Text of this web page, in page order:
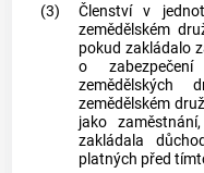
(3)
Členství v
zemědělském
pokud zakládalo
o
zemědělských
zemědělském
jakozaměstnání
zakládala
platných před